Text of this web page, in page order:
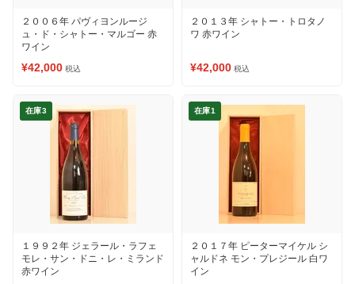
２００６年 パヴィヨンルージ
ュ・ド・シャトー・マルゴー 赤
ワイン
¥42,000 税込
２０１３年 シャトー・トロタノ
ワ 赤ワイン
¥42,000 税込
在庫3
１９９２年 ジェラール・ラフェ
モレ・サン・ドニ・レ・ミランド
赤ワイン
在庫1
２０１７年 ピーターマイケル シ
ャルドネ モン・プレジール 白ワ
イン